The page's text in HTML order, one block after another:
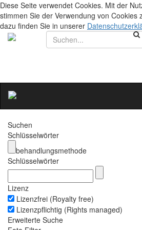
Diese Seite verwendet Cookies. Mit der
stimmen Sie der Verwendung von Cookies
dazu finden Sie in unserer
Suchen
Schlüsselwörter
behandlungsmethode
Schlüsselwörter
Lizenz
Lizenzfrei (Royalty free)
Lizenzpflichtig (Rights managed)
Erweiterte Suche